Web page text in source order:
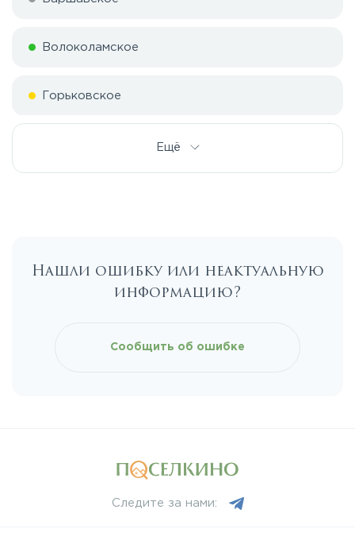
Волоколамское
Горьковское
Ещё
Нашли ошибку или неактуальную
информацию?
Сообщить об ошибке
Следите за нами: